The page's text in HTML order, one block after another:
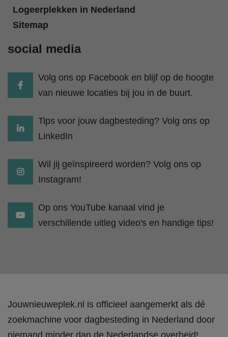
Logeerplekken in Nederland
Sitemap
social media
Volg ons op Facebook en blijf op de hoogte
van nieuwe locaties bij jou in de buurt.
Tips voor jouw dagbesteding? Volg ons op
LinkedIn
Wil jij geïnspireerd worden? Volg ons op
Instagram!
Op ons YouTube kanaal vind je
verschillende uitleg video's en handige tips!
Jouwnieuweplek.nl is officieel aangemerkt als dé
zoekmachine voor dagbesteding in Nederland door
niemand minder dan de Nederlandse overheid!